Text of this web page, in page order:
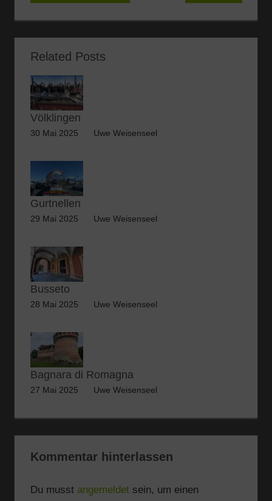
Related Posts
Völklingen
30 Mai 2025 Uwe Weisenseel
Gurtnellen
29 Mai 2025 Uwe Weisenseel
Busseto
28 Mai 2025 Uwe Weisenseel
Bagnara di Romagna
27 Mai 2025 Uwe Weisenseel
Kommentar hinterlassen
Du musst angemeldetsein, um einen